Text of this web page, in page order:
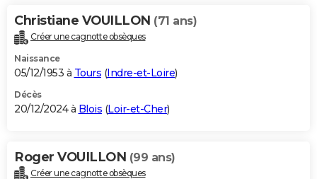
Christiane VOUILLON (71 ans)
Créer une cagnotte obsèques
Naissance
05/12/1953 à Tours (Indre-et-Loire)
Décès
20/12/2024 à Blois (Loir-et-Cher)
Roger VOUILLON (99 ans)
Créer une cagnotte obsèques